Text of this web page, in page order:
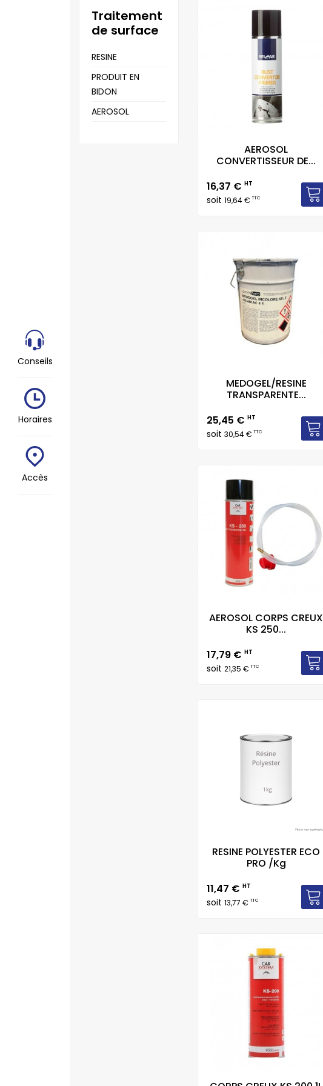
traitement
de surface
RESINE
PRODUIT EN
BIDON
AEROSOL
AEROSOL
CONVERTISSEUR DE...
Prix
16,37 € HT
soit 19,64 €TTC
MEDOGEL/RESINE
TRANSPARENTE...
Prix
25,45 € HT
soit 30,54 €TTC
AEROSOL CORPS CREUX
KS 250...
Prix
17,79 € HT
soit 21,35 €TTC
RESINE POLYESTER ECO
PRO /Kg
Prix
11,47 € HT
soit 13,77 €TTC
Conseils
Horaires
Accès